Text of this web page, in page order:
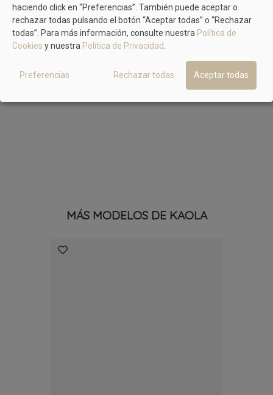
MÁS MODELOS DE KAOLA
haciendo click en “Preferencias”. También puede aceptar o
rechazar todas pulsando el botón “Aceptar todas” o “Rechazar
todas”. Para más información, consulte nuestra Política de
Cookies y nuestra Política de Privacidad
Preferencias Rechazar todas Aceptar todas